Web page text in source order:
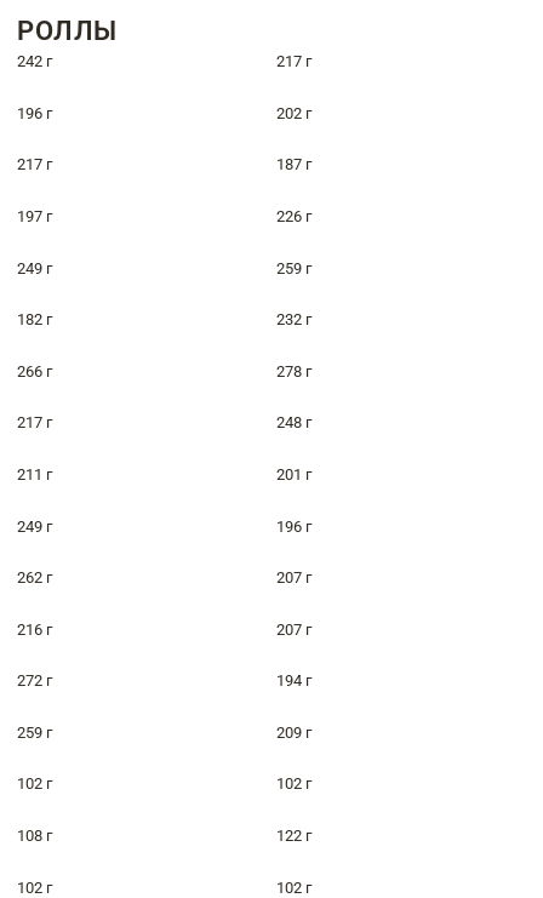
РОЛЛЫ
242 г 217 г
196 г 202 г
217 г 187 г
197 г 226 г
249 г 259 г
182 г 232 г
266 г 278 г
217 г 248 г
211 г 201 г
249 г 196 г
262 г 207 г
216 г 207 г
272 г 194 г
259 г 209 г
102 г 102 г
108 г 122 г
102 г 102 г